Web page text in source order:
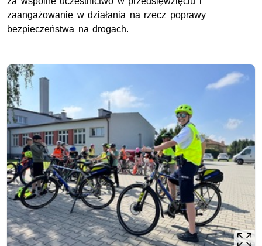
zaangażowanie w działania na rzecz poprawy
bezpieczeństwa na drogach.